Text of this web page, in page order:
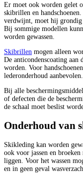
Er moet ook worden gelet
skibrillen en
verdwijnt, moet hij grondig
Bij sommige modellen
worden gewassen.
Skibrillen mogen alleen
De anticondenscoating
worden. Voor
lederonderhoud aanbevolen.
Bij alle
of defecten die de
de schaal moet beslist
Onderhoud van
Skikleding kan worden
ook voor jassen en
liggen. Voor het wassen
en in geen geval